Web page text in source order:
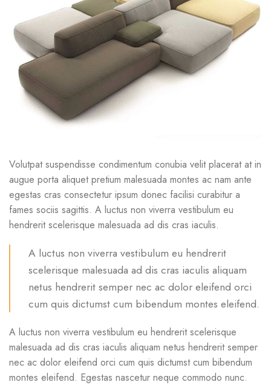
Volutpat suspendisse condimentum conubia velit placerat at in
augue porta aliquet pretium malesuada montes ac nam ante
egestas cras consectetur ipsum donec facilisi curabitur a
fames sociis sagittis. A luctus non viverra vestibulum eu
hendrerit scelerisque malesuada ad dis cras iaculis.
A luctus non viverra vestibulum eu hendrerit
scelerisque malesuada ad dis cras iaculis aliquam
netus hendrerit semper nec ac dolor eleifend orci
cum quis dictumst cum bibendum montes eleifend.
A luctus non viverra vestibulum eu hendrerit scelerisque
malesuada ad dis cras iaculis aliquam netus hendrerit semper
nec ac dolor eleifend orci cum quis dictumst cum bibendum
montes eleifend. Egestas nascetur neque commodo nunc.